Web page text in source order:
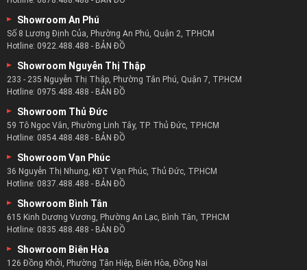
HỆ THỐNG 15 SHOWROOM
276 - 274 Ngô Gia Tự, Phường 4, Quận 10, TP.HCM
Hotline:0878.488.488 - BẢN ĐỒ
Số 8 Lương Định Của, Phường An Phú, Quận 2, TP.HCM
Hotline:0922.488.488-BẢN ĐỒ
233 - 235 Nguyễn Thị Thập, Phường Tân Phú, Quận 7, TP.HCM
Hotline:0975.488.488-BẢN ĐỒ
59 Tô Ngọc Vân, Phường Linh Tây, TP. Thủ Đức, TP.HCM
Hotline:0854.488.488-BẢN ĐỒ
36 Nguyễn Thị Nhung, KĐT Vạn Phúc, Thủ Đức, TP.HCM
Hotline:0837.488.488-BẢN ĐỒ